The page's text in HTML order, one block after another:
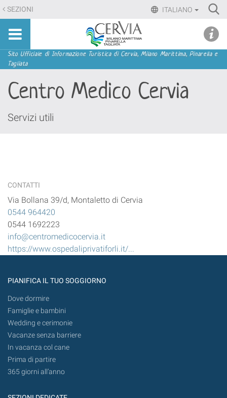
Salta
ai
contenuti.
Salta
alla
ITALIANO
SEZIONI
Sito
turistico
ufficiale
Milano
Marittima,
Sezioni
Sito Ufficiale di Informazione Turistica di Cervia, Milano Marittima, Pinarella e
Tagliata
Centro Medico Cervia
Servizi utili
CONTATTI
Via Bollana 39/d, Montaletto di Cervia
0544 964420
0544 1692223
info@centromedicocervia.it
https://www.ospedaliprivatiforli.it/...
PIANIFICA IL TUO SOGGIORNO
Dove dormire
Famiglie e bambini
Wedding e cerimonie
Vacanze senza barriere
In vacanza col cane
Prima di partire
365 giorni all’anno
menu